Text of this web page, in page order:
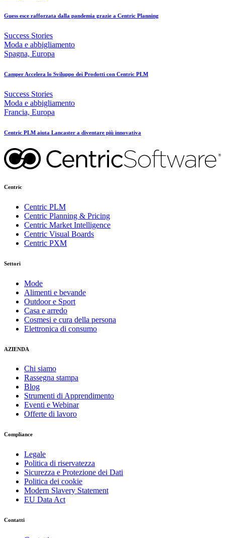
Guess esce rafforzata dalla pandemia grazie a Centric Planning
Success Stories
Moda e abbigliamento
Spagna, Europa
Camper Accelera lo Sviluppo dei Prodotti con Centric PLM
Success Stories
Moda e abbigliamento
Francia, Europa
Centric PLM aiuta Lancaster a diventare più innovativa
Centric
Centric PLM
Centric Planning & Pricing
Centric Market Intelligence
Centric Visual Boards
Centric PXM
Settori
Mode
Alimenti e bevande
Outdoor e Sport
Casa e arredo
Cosmesi e cura della persona
Elettronica di consumo
AZIENDA
Chi siamo
Rassegna stampa
Blog
Strumenti di Apprendimento
Eventi e Webinar
Offerte di lavoro
Compliance
Legale
Politica di riservatezza
Sicurezza e Protezione dei Dati
Politica dei cookie
Modern Slavery Statement
EU Data Act
Contatti